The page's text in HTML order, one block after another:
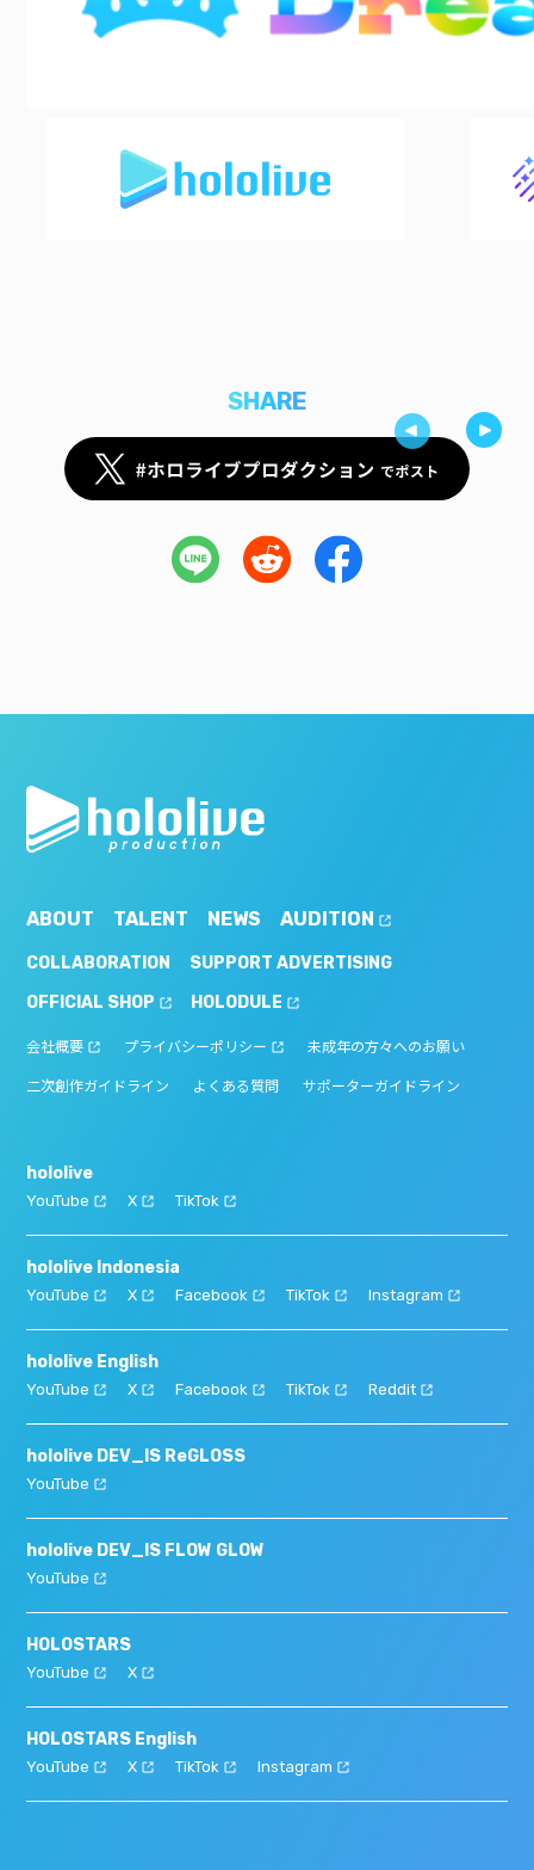
SHARE
ABOUT TALENT NEWS AUDITION
COLLABORATION
SUPPORT ADVERTISING
OFFICIAL SHOP
HOLODULE
会社概要 プライバシーポリシー 未成年の方々へのお願い
二次創作ガイドライン よくある質問 サポーターガイドライン
hololive
YouTube X TikTok
hololive Indonesia
YouTube X Facebook TikTok Instagram
hololive English
YouTube X Facebook TikTok Reddit
hololive DEV_IS ReGLOSS
YouTube
hololive DEV_IS FLOW GLOW
YouTube
HOLOSTARS
YouTube X
HOLOSTARS English
YouTube X TikTok Instagram